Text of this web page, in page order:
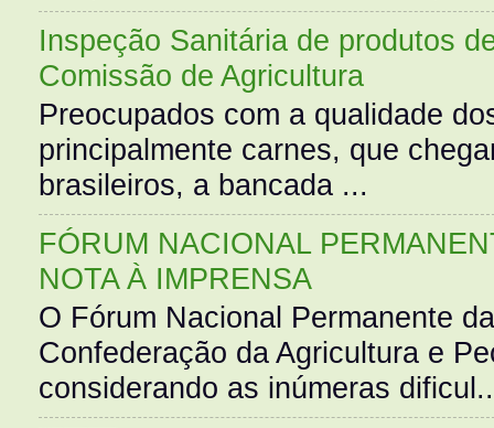
Inspeção Sanitária de produtos
Comissão de Agricultura
Preocupados com a qualidade
principalmente carnes, que
brasileiros, a bancada ...
FÓRUM NACIONAL
NOTA À IMPRENSA
O Fórum Nacional Permanente
Confederação da Agricultura e
considerando as inúmeras